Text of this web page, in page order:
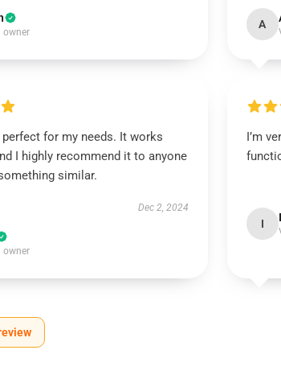
owner
A
for my needs. It works
I highly recommend it to anyone
similar.
Dec 2, 2024
owner
I’m
I